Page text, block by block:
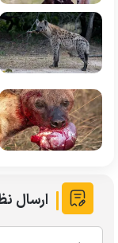
ارسال